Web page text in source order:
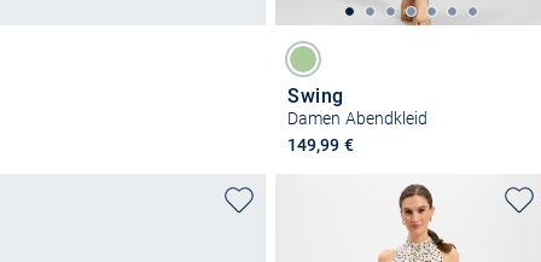
Swing
Damen Abendkleid
149,99 €